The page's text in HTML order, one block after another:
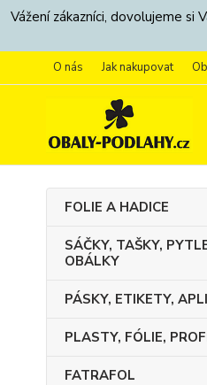
Vážení zákazníci, dovolujeme
O nás Jak nakupovat
FOLIE A HADICE
SÁČKY, TAŠKY,
OBÁLKY
PÁSKY, ETIKETY,
PLASTY, FÓLIE,
FATRAFOL